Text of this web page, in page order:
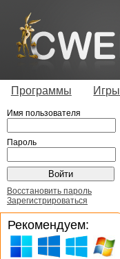
Программы Игры
Имя пользователя
Пароль
Восстановить пароль
Зарегистрироваться
Рекомендуем: